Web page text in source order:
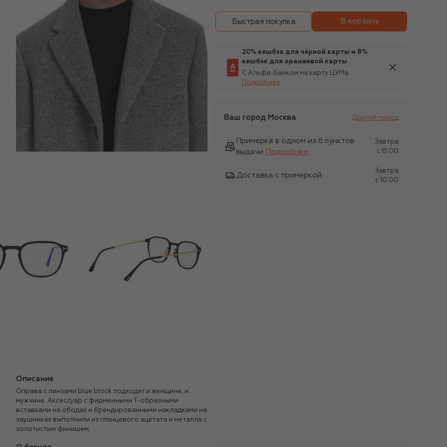
Быстрая покупка В корзину
20% кешбэк для чёрной карты и 8%
кешбэк для оранжевой карты
С Альфа-Банком на карту ЦУМа
Подробнее
Ваш город Москва Другой город
Примерка в одном из 6 пунктов
выдачи
Подробнее
Завтра
c 13:00
Доставка с примеркой
Завтра
c 10:00
Описание
Оправа с линзами blue block подходит и женщине, и
мужчине. Аксессуар с фирменными Т-образными
вставками на ободах и брендированными накладками на
заушниках выполнили из глянцевого ацетата и металла с
золотистым финишем.